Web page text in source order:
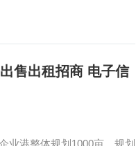
售出租招商 电子信
业港整体规划1000亩，规划